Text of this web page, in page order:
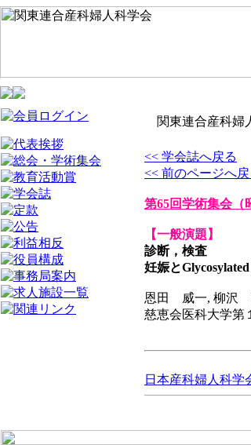
関東連合産科婦
<< 学会誌へ戻る
<< 前のページへ戻
第65回学術集会（
【一般演題】
診断，検査
妊娠と
恩田 威一, 柳沢
慈恵会医科大学第
日本産科婦人科学